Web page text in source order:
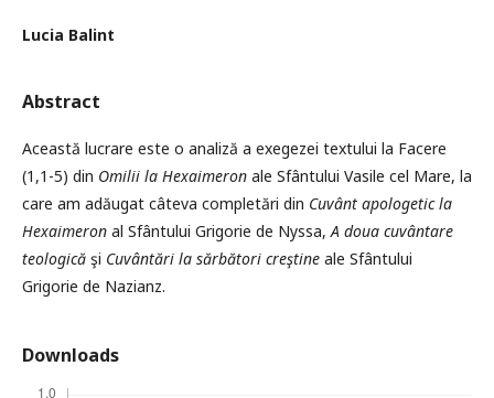
Lucia Balint
Abstract
Această lucrare este o analiză a exegezei textului la Facere
(1,1-5) din Omilii la Hexaimeron ale Sfântului Vasile cel Mare, la
care am adăugat câteva completări din Cuvânt apologetic la
Hexaimeron al Sfântului Grigorie de Nyssa,A doua cuvântare
teologică şi Cuvântări la sărbători creştine ale Sfântului
Grigorie de Nazianz.
Downloads